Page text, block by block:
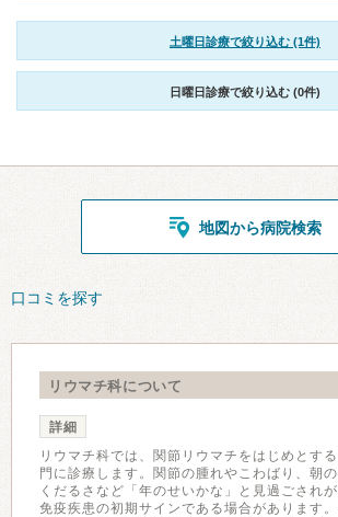
土曜日診療で絞り込む (1件)
日曜日診療で絞り込む (0件)
地図から病院検索
口コミを探す
リウマチ科について
詳細
リウマチ科では、関節リウマチをはじめとす
門に診療します。関節の腫れやこわばり、朝の
くだるさなど「年のせいかな」と見過ごされ
免疫疾患の初期サインである場合があります